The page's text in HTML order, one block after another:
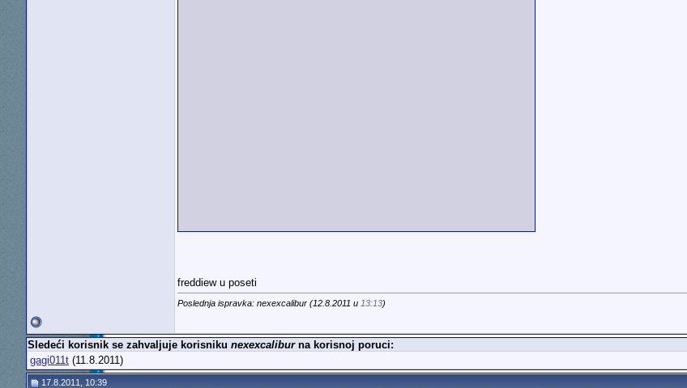
freddiew u poseti
Poslednja ispravka: nexexcalibur (12.8.2011 u 13:13)
Sledeći korisnik se zahvaljuje korisniku nexexcaliburna korisnoj poruci:
gagi011t(11.8.2011)
17.8.2011, 10:39